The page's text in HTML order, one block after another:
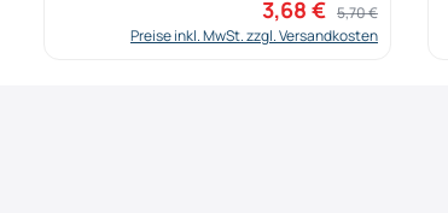
Verkaufspreis:
3,68 € Regulärer Preis:
5,70 €
Preise inkl. MwSt. zzgl. Versandkosten